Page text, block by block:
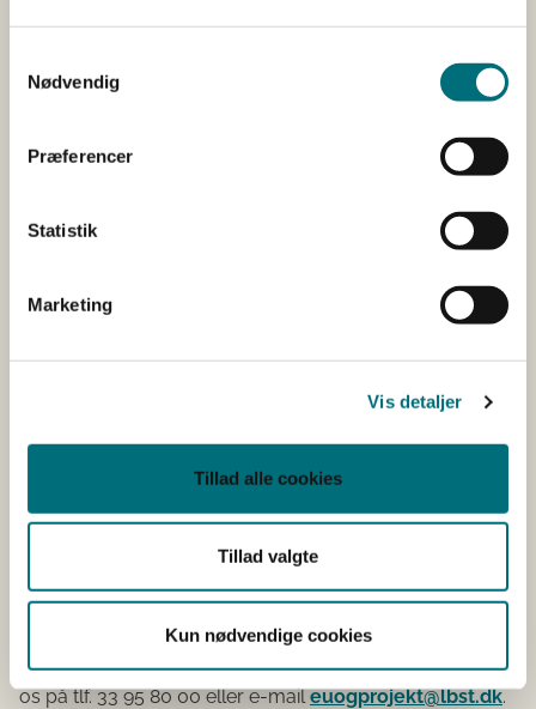
Nødvendig
Præferencer
Statistik
Marketing
Vis detaljer
Tillad alle cookies
Tillad valgte
Kun nødvendige cookies
relevant
Sidder du med et spørgsmål, så noter det, når du
Vær venligst opmærksom på, at vi kun svarer på
nødvendig. Der er et begrænset antal pladser.
Ved ændringer i tilmeldingerne eller afbud kontakt
Kontakt
Hvis du har spørgsmål, er du velkommen til at kontakte
os på tlf. 33 95 80 00 eller e-maileuogprojekt@lbst.dk.